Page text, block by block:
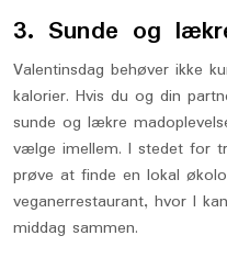
3. Sunde og
Valentinsdag behøver ikke
kalorier. Hvis du og din
sunde og lækre
vælge imellem. I stedet for
prøve at finde en lokal
veganerrestaurant, hvor I
middag sammen.